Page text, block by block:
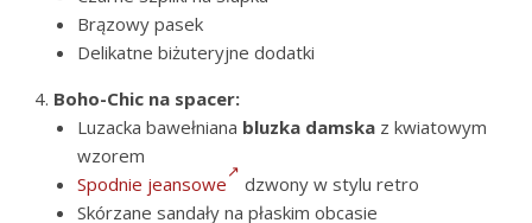
Brązowy pasek
Delikatne biżuteryjne dodatki
Boho-Chic na spacer:
Luzacka bawełniana bluzka damska z kwiatowym
wzorem
Spodnie jeansowe
dzwony w stylu retro
Skórzane sandały na płaskim obcasie